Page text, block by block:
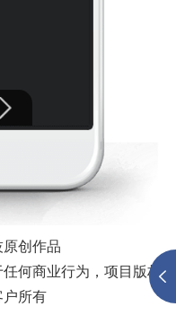
创作品
何商业行为，项目版权
户所有